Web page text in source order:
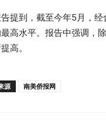
提到，截至今年5月，
高水平。报告中强调，
高。
源 南美侨报网